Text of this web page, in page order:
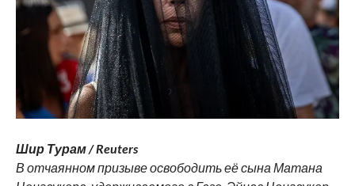
Шир Турам / Reuters
В отчаянном призыве освободить её сына Матана